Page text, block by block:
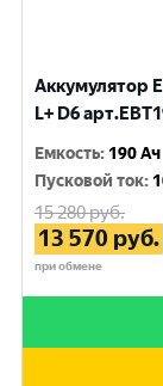
Аккумулятор
L+ D6
Емкость: 190 Ач
Пусковой ток:
15 280руб.
13 570 руб.
при обмене